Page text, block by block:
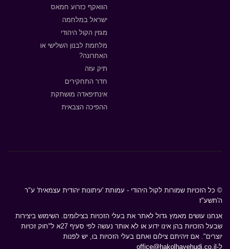
הוואקף כזרוע חמאס
ישראל במלחמה
מגזין הקול היהודי
מלחמת לבנון השלישי או
האחרונה?
תיק עזה
חדר התחקירים
אינתיפאדה מושתקת
ההפיכה הצבאית
© כל הזכויות שמורות לקול היהודי - עמותת 'עיתונות יהודית עצמאית' ע"ר
ה'תשע"ז
אנחנו עושים מאמץ גדול לאתר את בעלי הזכויות בצילומים. השימוש ביצירות
שבעל הזכויות בהן אינו ידוע או לא אותר נעשה לפי סעיף 27א ל"חוק זכויות
יוצרים". אם זיהיתם צילום ואתם בעלי הזכויות בו, יש לפנות
ל-office@hakolhayehudi.co.il